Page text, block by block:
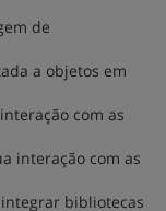
de
a objetos em
com as
interação com as
bibliotecas